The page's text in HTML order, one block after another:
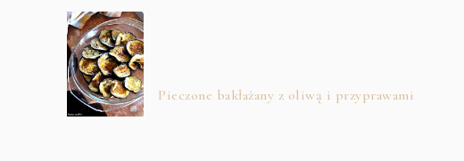
Pieczone bakłażany z oliwą i przyprawami